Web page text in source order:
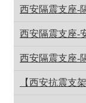
西安隔震支座-
西安隔震支座-
西安隔震支座-
【西安抗震支